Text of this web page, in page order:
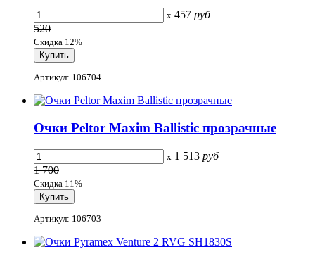
x 457 руб
520
Скидка 12%
Артикул: 106704
Очки Peltor Maxim Ballistic прозрачные
x 1 513 руб
1 700
Скидка 11%
Артикул: 106703